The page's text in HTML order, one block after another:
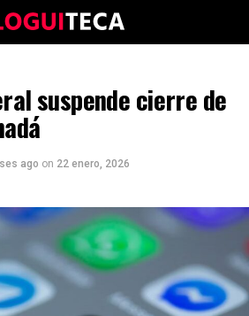
suspende cierre de
ago on 22 enero, 2026